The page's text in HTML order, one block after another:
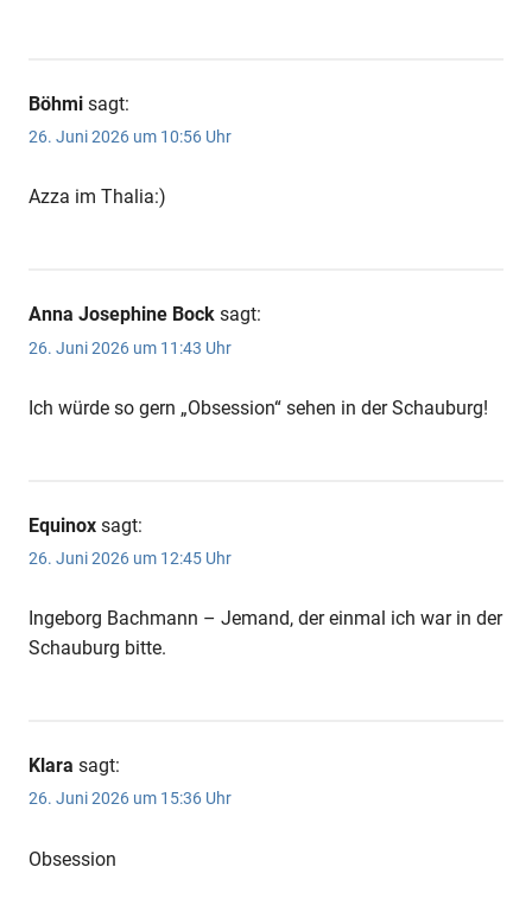
Böhmi sagt:
26. Juni 2026 um 10:56 Uhr
Azza im Thalia:)
Anna Josephine Bock sagt:
26. Juni 2026 um 11:43 Uhr
Ich würde so gern „Obsession“ sehen in der Schauburg!
Equinox sagt:
26. Juni 2026 um 12:45 Uhr
Ingeborg Bachmann – Jemand, der einmal ich war in der
Schauburg bitte.
Klara sagt:
26. Juni 2026 um 15:36 Uhr
Obsession